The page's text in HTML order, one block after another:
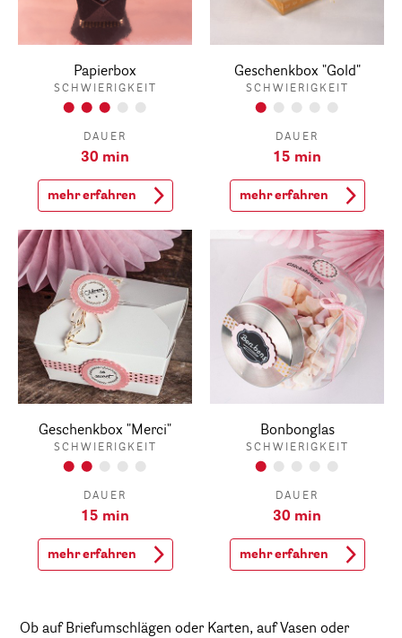
Papierbox
SCHWIERIGKEIT
DAUER
30 min
mehr erfahren
Geschenkbox "Gold"
SCHWIERIGKEIT
DAUER
15 min
mehr erfahren
Geschenkbox "Merci"
SCHWIERIGKEIT
DAUER
15 min
mehr erfahren
Bonbonglas
SCHWIERIGKEIT
DAUER
30 min
mehr erfahren
Ob auf Briefumschlägen oder Karten, auf Vasen oder